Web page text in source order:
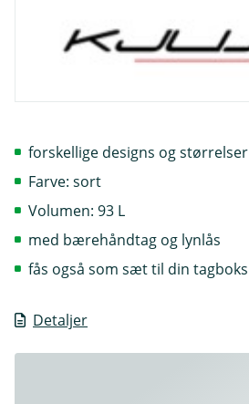
Detaljer
forskellige designs og størrelser
Farve: sort
Volumen: 93 L
med bærehåndtag og lynlås
fås også som sæt til din tagboks